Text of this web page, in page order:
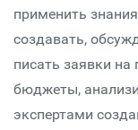
применить
создавать,
писать заявки на
бюджеты,
экспертами